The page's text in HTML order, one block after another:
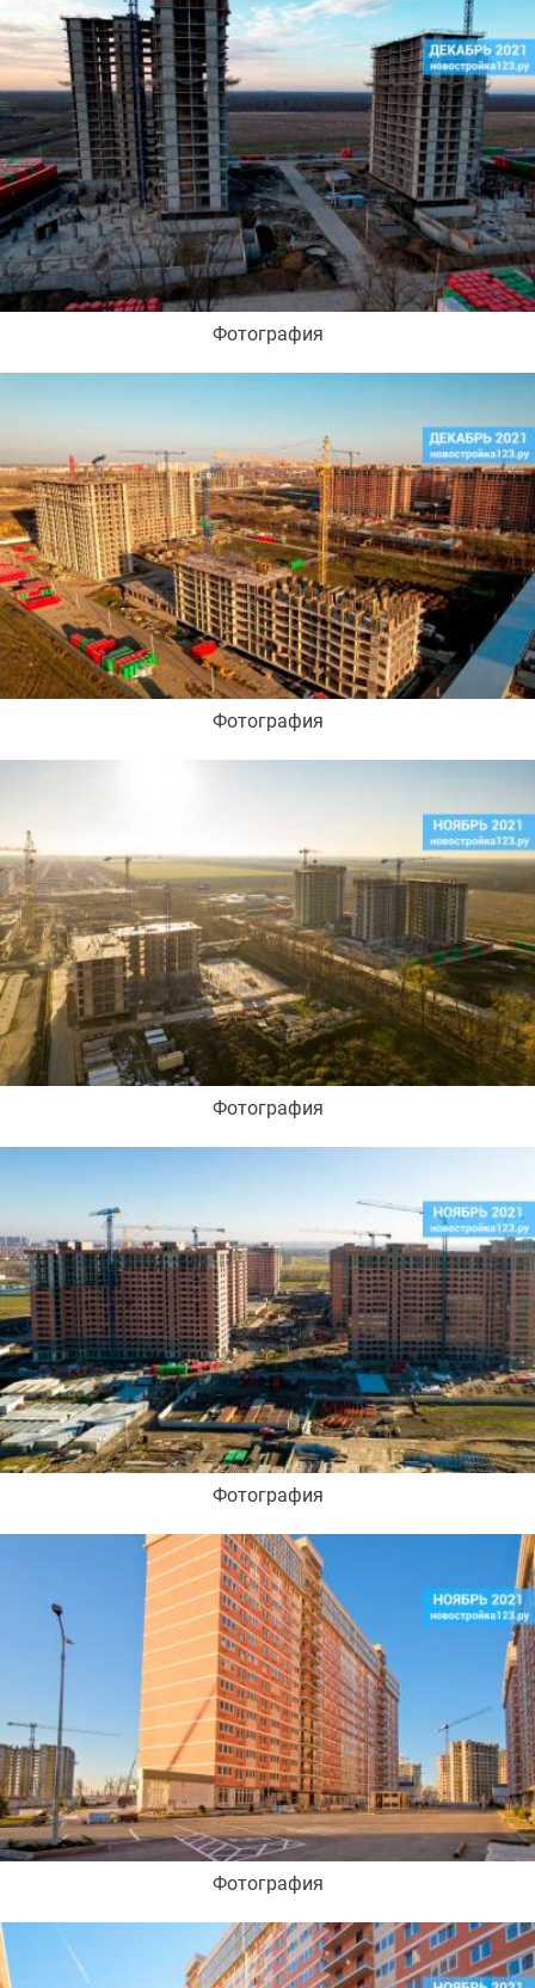
Фотография
Фотография
Фотография
Фотография
Фотография